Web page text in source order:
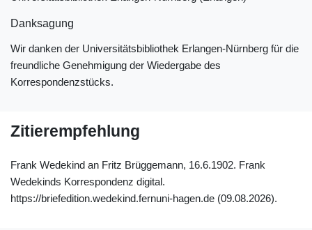
Danksagung
Wir danken der Universitätsbibliothek Erlangen-Nürnberg für die
freundliche Genehmigung der Wiedergabe des
Korrespondenzstücks.
Zitierempfehlung
Frank Wedekind an Fritz Brüggemann, 16.6.1902. Frank
Wedekinds Korrespondenz digital.
https://briefedition.wedekind.fernuni-hagen.de (09.08.2026).